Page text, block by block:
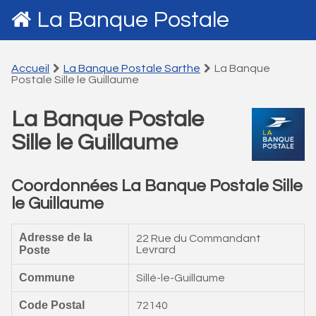
La Banque Postale
Accueil La Banque Postale Sarthe
La Banque
Postale Sille le Guillaume
La Banque Postale
Sille le Guillaume
Coordonnées La Banque Postale Sille
le Guillaume
Adresse de la
Poste
22 Rue du Commandant
Levrard
Commune Sillé-le-Guillaume
Code Postal 72140